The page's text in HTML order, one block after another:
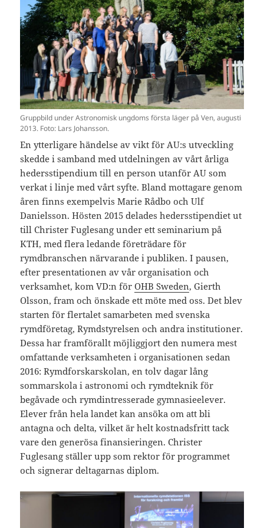
Gruppbild under Astronomisk ungdoms första läger på Ven, augusti
2013. Foto: Lars Johansson.
En ytterligare händelse av vikt för AU:s utveckling
skedde i samband med utdelningen av vårt årliga
hedersstipendium till en person utanför AU som
verkat i linje med vårt syfte. Bland mottagare genom
åren finns exempelvis Marie Rådbo och Ulf
Danielsson. Hösten 2015 delades hedersstipendiet ut
till Christer Fuglesang under ett seminarium på
KTH, med flera ledande företrädare för
rymdbranschen närvarande i publiken. I pausen,
efter presentationen av vår organisation och
verksamhet, kom VD:n förOHB Sweden, Gierth
Olsson, fram och önskade ett möte med oss. Det blev
starten för flertalet samarbeten med svenska
rymdföretag, Rymdstyrelsen och andra institutioner.
Dessa har framförallt möjliggjort den numera mest
omfattande verksamheten i organisationen sedan
2016: Rymdforskarskolan, en tolv dagar lång
sommarskola i astronomi och rymdteknik för
begåvade och rymdintresserade gymnasieelever.
Elever från hela landet kan ansöka om att bli
antagna och delta, vilket är helt kostnadsfritt tack
vare den generösa finansieringen. Christer
Fuglesang ställer upp som rektor för programmet
och signerar deltagarnas diplom.